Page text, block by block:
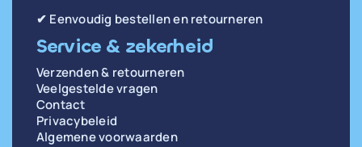
✔ Eenvoudig bestellen en retourneren
Service & zekerheid
Verzenden & retourneren
Veelgestelde vragen
Contact
Privacybeleid
Algemene voorwaarden